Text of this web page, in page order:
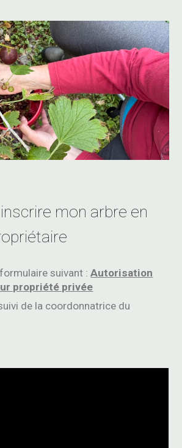
mon arbre en
suivant :Autorisation
propriété privée
de la coordonnatrice du